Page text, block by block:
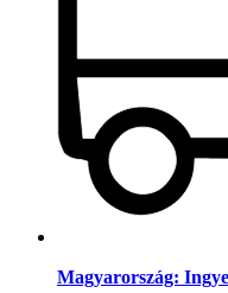
Magyarország: